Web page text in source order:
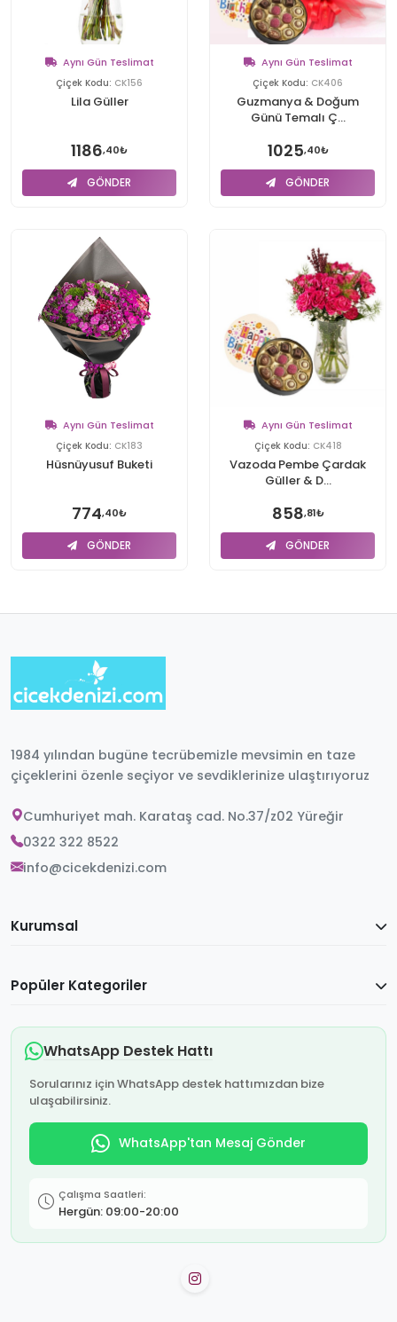
Aynı Gün Teslimat
Çiçek Kodu: CK156
Lila Güller
1186,40₺
GÖNDER
Aynı Gün Teslimat
Çiçek Kodu: CK406
Guzmanya & Doğum
Günü Temalı Ç...
1025,40₺
GÖNDER
Aynı Gün Teslimat
Çiçek Kodu: CK183
Hüsnüyusuf Buketi
774,40₺
GÖNDER
Aynı Gün Teslimat
Çiçek Kodu: CK418
Vazoda Pembe Çardak
Güller & D...
858,81₺
GÖNDER
1984 yılından bugüne tecrübemizle mevsimin en taze
çiçeklerini özenle seçiyor ve sevdiklerinize ulaştırıyoruz
Cumhuriyet mah. Karataş cad. No.37/z02 Yüreğir
0322 322 8522
info@cicekdenizi.com
Kurumsal
Popüler Kategoriler
WhatsApp Destek Hattı
Sorularınız için WhatsApp destek hattımızdan bize
ulaşabilirsiniz.
WhatsApp'tan Mesaj Gönder
Çalışma Saatleri:
Hergün: 09:00-20:00